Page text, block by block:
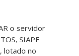
o servidor
SIAPE
lotado no